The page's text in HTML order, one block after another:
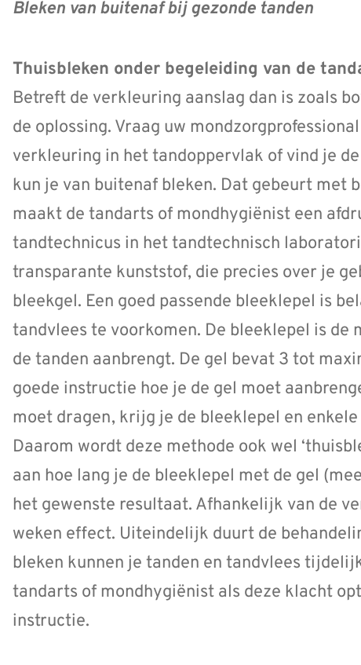
Bleken van buitenaf bij gezonde tanden
Thuisbleken onder begeleiding van de
Betreft de verkleuring aanslag dan is zoals
de oplossing. Vraag uw
verkleuring in het tandoppervlak of vind je
kun je van buitenaf bleken. Dat gebeurt met
maakt de tandarts of mondhygiënist een
tandtechnicus in het tandtechnisch
transparante kunststof, die precies over je
bleekgel. Een goed passende bleeklepel is
tandvlees te voorkomen. De bleeklepel is de
de tanden aanbrengt. De gel bevat 3 tot
goede instructie hoe je de gel moet
moet dragen, krijg je de bleeklepel en
Daarom wordt deze methode ook wel
aan hoe lang je de bleeklepel met de gel
het gewenste resultaat. Afhankelijk van de
weken effect. Uiteindelijk duurt de
bleken kunnen je tanden en tandvlees
tandarts of mondhygiënist als deze klacht
instructie.